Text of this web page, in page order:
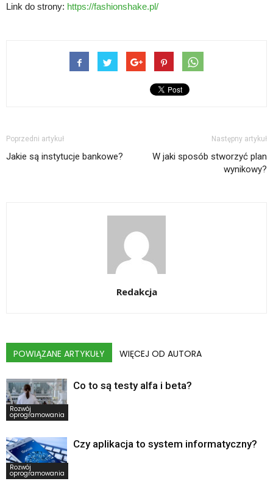
Link do strony: https://fashionshake.pl/
Poprzedni artykuł
Jakie są instytucje bankowe?
Następny artykuł
W jaki sposób stworzyć plan
wynikowy?
Redakcja
POWIĄZANE ARTYKUŁY WIĘCEJ OD AUTORA
Rozwój
oprogramowania
Co to są testy alfa i beta?
Rozwój
oprogramowania
Czy aplikacja to system informatyczny?